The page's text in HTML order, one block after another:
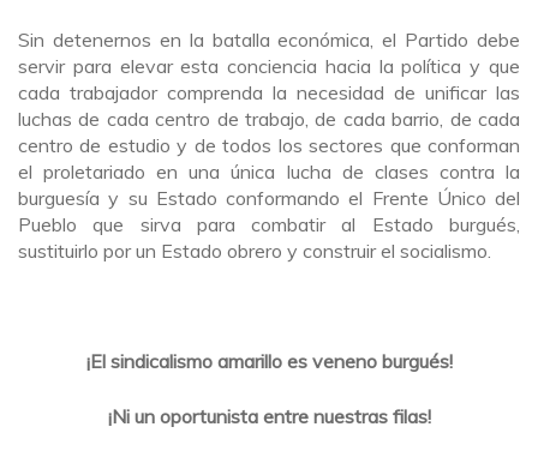
Sin detenernos en la batalla económica, el Partido debe
servir para elevar esta conciencia hacia la política y que
cada trabajador comprenda la necesidad de unificar las
luchas de cada centro de trabajo, de cada barrio, de cada
centro de estudio y de todos los sectores que conforman
el proletariado en una única lucha de clases contra la
burguesía y su Estado conformando el Frente Único del
Pueblo que sirva para combatir al Estado burgués,
sustituirlo por un Estado obrero y construir el socialismo.
¡El sindicalismo amarillo es veneno burgués!
¡Ni un oportunista entre nuestras filas!